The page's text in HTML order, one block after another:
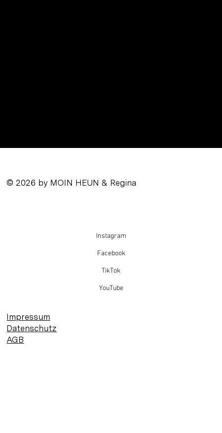
© 2026 by MOIN HEUN & Regina
Instagram
Facebook
TikTok
YouTube
Impressum
Datenschutz
AGB